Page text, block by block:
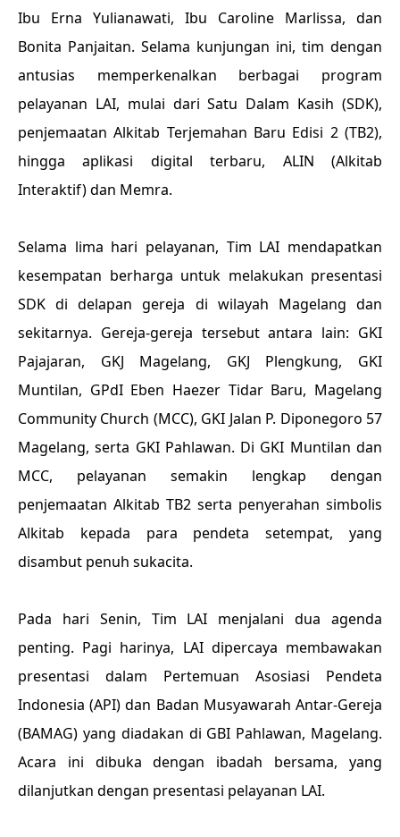
Ibu Erna Yulianawati, Ibu Caroline Marlissa, dan
Bonita Panjaitan. Selama kunjungan ini, tim dengan
antusias memperkenalkan berbagai program
pelayanan LAI, mulai dari Satu Dalam Kasih (SDK),
penjemaatan Alkitab Terjemahan Baru Edisi 2 (TB2),
hingga aplikasi digital terbaru, ALIN (Alkitab
Interaktif) dan Memra.
Selama lima hari pelayanan, Tim LAI mendapatkan
kesempatan berharga untuk melakukan presentasi
SDK di delapan gereja di wilayah Magelang dan
sekitarnya. Gereja-gereja tersebut antara lain: GKI
Pajajaran, GKJ Magelang, GKJ Plengkung, GKI
Muntilan, GPdI Eben Haezer Tidar Baru, Magelang
Community Church (MCC), GKI Jalan P. Diponegoro 57
Magelang, serta GKI Pahlawan. Di GKI Muntilan dan
MCC, pelayanan semakin lengkap dengan
penjemaatan Alkitab TB2 serta penyerahan simbolis
Alkitab kepada para pendeta setempat, yang
disambut penuh sukacita.
Pada hari Senin, Tim LAI menjalani dua agenda
penting. Pagi harinya, LAI dipercaya membawakan
presentasi dalam Pertemuan Asosiasi Pendeta
Indonesia (API) dan Badan Musyawarah Antar-Gereja
(BAMAG) yang diadakan di GBI Pahlawan, Magelang.
Acara ini dibuka dengan ibadah bersama, yang
dilanjutkan dengan presentasi pelayanan LAI.